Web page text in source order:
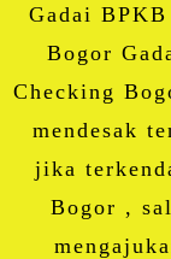
Gadai
Bogor
Checking
mendesak
jika
Bogor ,